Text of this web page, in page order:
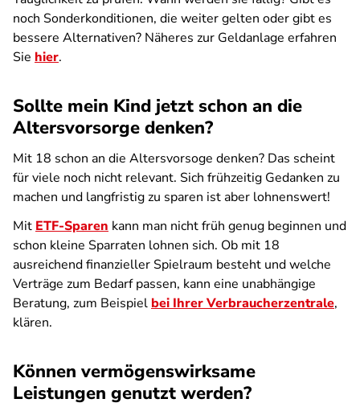
noch Sonderkonditionen, die weiter gelten oder gibt es
bessere Alternativen? Näheres zur Geldanlage erfahren
Sie hier.
Sollte mein Kind jetzt schon an die
Altersvorsorge denken?
Mit 18 schon an die Altersvorsoge denken? Das scheint
für viele noch nicht relevant. Sich frühzeitig Gedanken zu
machen und langfristig zu sparen ist aber lohnenswert!
Mit ETF-Sparen kann man nicht früh genug beginnen und
schon kleine Sparraten lohnen sich. Ob mit 18
ausreichend finanzieller Spielraum besteht und welche
Verträge zum Bedarf passen, kann eine unabhängige
Beratung, zum Beispiel bei Ihrer Verbraucherzentrale,
klären.
Können vermögenswirksame
Leistungen genutzt werden?